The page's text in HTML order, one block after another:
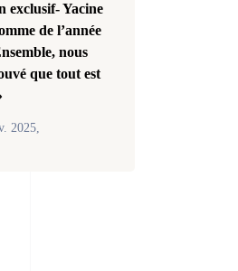
exclusif- Yacine
de l’année
nous
que tout est
2025,